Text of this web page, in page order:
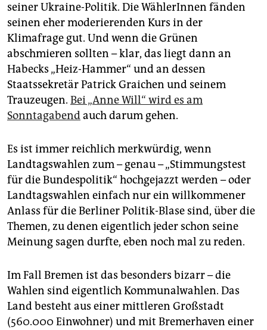
seiner Ukraine-Politik. Die WählerInnen fänden
seinen eher moderierenden Kurs in der
Klimafrage gut. Und wenn die Grünen
abschmieren sollten – klar, das liegt dann an
Habecks „Heiz-Hammer“ und an dessen
Staatssekretär Patrick Graichen und seinem
Trauzeugen. Bei „Anne Will“ wird es am
Sonntagabendauch darum gehen.
Es ist immer reichlich merkwürdig, wenn
Landtagswahlen zum – genau – „Stimmungstest
für die Bundespolitik“ hochgejazzt werden – oder
Landtagswahlen einfach nur ein willkommener
Anlass für die Berliner Politik-Blase sind, über die
Themen, zu denen eigentlich jeder schon seine
Meinung sagen durfte, eben noch mal zu reden.
Im Fall Bremen ist das besonders bizarr – die
Wahlen sind eigentlich Kommunalwahlen. Das
Land besteht aus einer mittleren Großstadt
(560.000 Einwohner) und mit Bremerhaven einer